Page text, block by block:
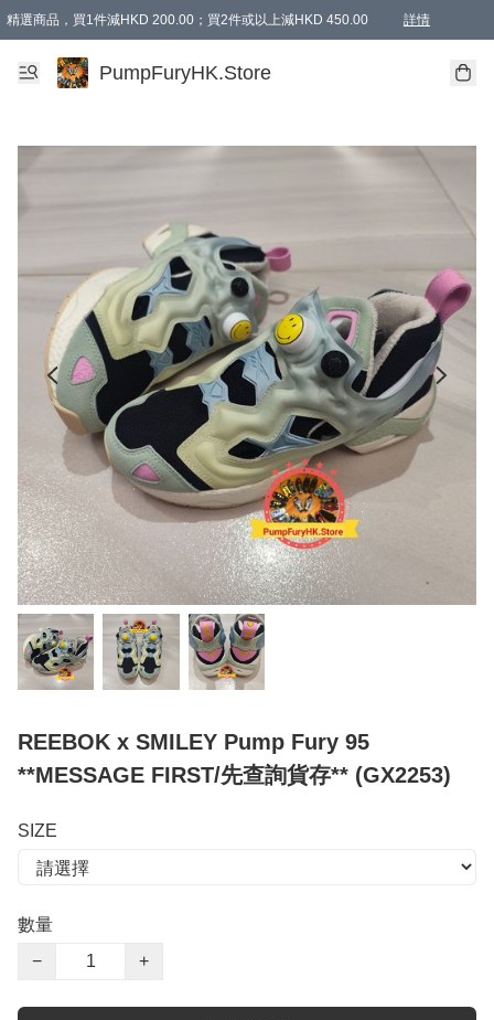
精選商品，買1件減HKD 200.00；買2件或以上減HKD 450.00 詳情
AAPE商品,會員專享9折或以上（按會員等級）AAPE products, members can
精選商品，任選買2件或以上減HKD 100.00
購物滿 HKD 800.00即享免運費優惠！（適用於 特定的送貨方式 )
PumpFuryHK.Store
REEBOK x SMILEY Pump Fury 95
**MESSAGE FIRST/先查詢貨存** (GX2253)
SIZE
數量
−
+